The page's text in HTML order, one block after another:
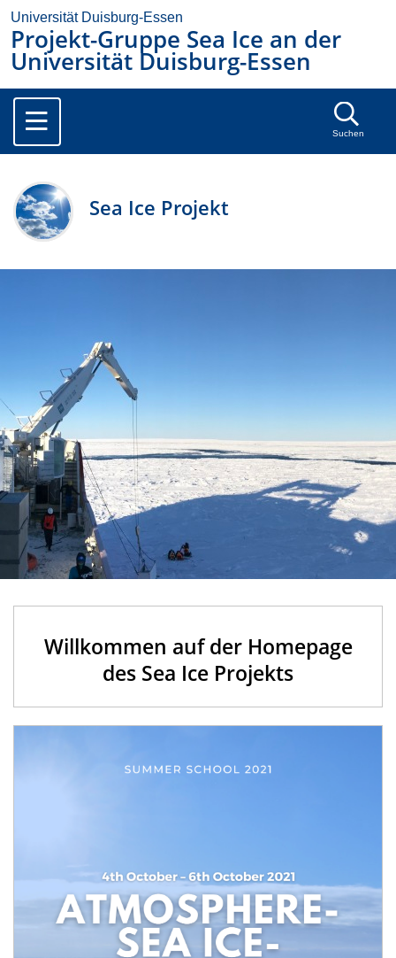
Universität Duisburg-Essen
Projekt-Gruppe Sea Ice an der
Universität Duisburg-Essen
Suchen
Sea Ice Projekt
Willkommen auf der Homepage
des Sea Ice Projekts